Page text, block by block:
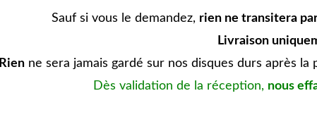
Sauf si vous le demandez, rien ne transitera
Livraison
Rien ne sera jamais gardé sur nos disques durs après
Dès validation de la réception, nous